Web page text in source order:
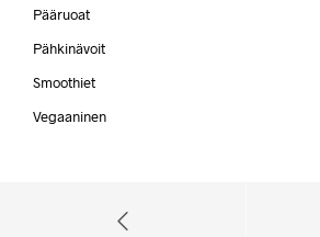
Pääruoat
Pähkinävoit
Smoothiet
Vegaaninen